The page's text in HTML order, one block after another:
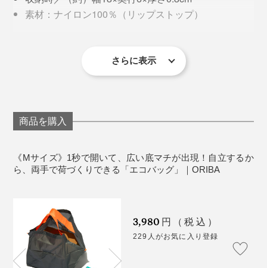
「Mサイズ」は、25cm四方の底マチに、最大高さ25cm
パック弁当なら約4個。
総菜パンなら約12個。
誕生日やクリスマスのホールケーキなら、6号（直径
最後に、四角いタグで留めるだけ。タグと、底マチの底
辺には、マグネット入りなので、ピタッと留まります。
写真は『ORIBA』Mサイズ
ーでの経験や、夫や友人のエコバッグの使い方を、じっ
さらに、全国60ヵ所以上のコンビニで、会社員の買うも
素材：ナイロン100％（リップストップ）
さらに表示
商品を購入
《Mサイズ》1秒で開いて、広い底マチが出現！自立するか
ら、両手で荷づくりできる「エコバッグ」｜ORIBA
3,980 円（税込）
229人がお気に入り登録